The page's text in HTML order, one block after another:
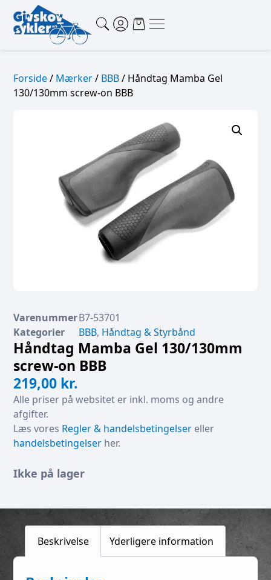
Forside/ Mærker/ BBB/ Håndtag Mamba Gel
130/130mm screw-on BBB
VarenummerB7-53701
Kategorier
BBB, Håndtag & Styrbånd
Håndtag Mamba Gel 130/130mm
screw-on BBB
219,00 kr.
Alle priser på websitet er inkl. moms og andre
afgifter.
Læs vores Regler & handelsbetingelser eller
handelsbetingelser her.
Ikke på lager
Beskrivelse Yderligere information